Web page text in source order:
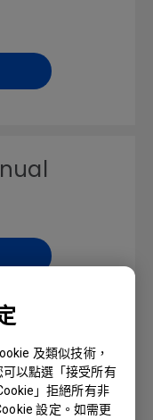
及類似技術，
以點選「接受所有
」拒絕所有非
設定。如需更